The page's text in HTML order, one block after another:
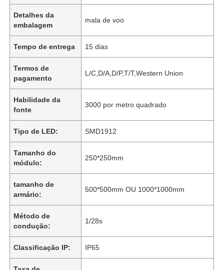
Detalhes da
embalagem
mala de voo
Tempo de entrega 15 dias
Termos de
pagamento
L/C,D/A,D/P,T/T,Western Union
Habilidade da
fonte
3000 por metro quadrado
Tipo de LED: SMD1912
Tamanho do
módulo:
250*250mm
tamanho de
armário:
500*500mm OU 1000*1000mm
Método de
condução:
1/28s
Classificação IP: IP65